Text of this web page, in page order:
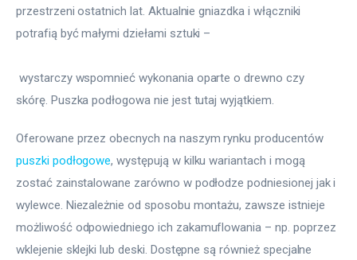
przestrzeni ostatnich lat. Aktualnie gniazdka i włączniki
potrafią być małymi dziełami sztuki –
skórę. Puszka podłogowa nie jest tutaj wyjątkiem.
Oferowane przez obecnych na naszym rynku producentów
puszki podłogowe, występują w kilku wariantach i mogą
zostać zainstalowane zarówno w podłodze podniesionej jak i
wylewce. Niezależnie od sposobu montażu, zawsze istnieje
możliwość odpowiedniego ich zakamuflowania – np. poprzez
wklejenie sklejki lub deski. Dostępne są również specjalne